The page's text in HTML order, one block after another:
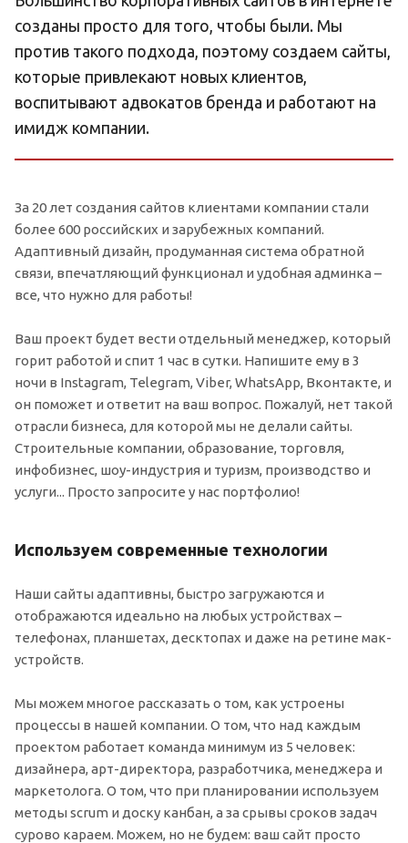
созданы просто для того, чтобы были. Мы
против такого подхода, поэтому создаем сайты,
которые привлекают новых клиентов,
воспитывают адвокатов бренда и работают на
имидж компании.
За 20 лет создания сайтов клиентами компании стали
более 600 российских и зарубежных компаний.
Адаптивный дизайн, продуманная система обратной
связи, впечатляющий функционал и удобная админка –
все, что нужно для работы!
Ваш проект будет вести отдельный менеджер, который
горит работой и спит 1 час в сутки. Напишите ему в 3
ночи в Instagram, Telegram, Viber, WhatsApp, Вконтакте, и
он поможет и ответит на ваш вопрос. Пожалуй, нет такой
отрасли бизнеса, для которой мы не делали сайты.
Строительные компании, образование, торговля,
инфобизнес, шоу-индустрия и туризм, производство и
услуги... Просто запросите у нас портфолио!
Используем современные технологии
Наши сайты адаптивны, быстро загружаются и
отображаются идеально на любых устройствах –
телефонах, планшетах, десктопах и даже на ретине мак-
устройств.
Мы можем многое рассказать о том, как устроены
процессы в нашей компании. О том, что над каждым
проектом работает команда минимум из 5 человек:
дизайнера, арт-директора, разработчика, менеджера и
маркетолога. О том, что при планировании используем
методы scrum и доску канбан, а за срывы сроков задач
сурово караем. Можем, но не будем: ваш сайт просто